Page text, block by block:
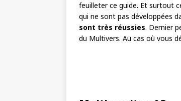
feuilleter ce guide. Et surtout
qui ne sont pas développées
sont très réussies. Dernier
du Multivers. Au cas où vous